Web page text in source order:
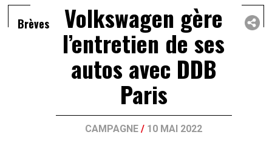
Brèves Volkswagen gère
l’entretien de ses
autos avec DDB
Paris
CAMPAGNE / 10 MAI 2022